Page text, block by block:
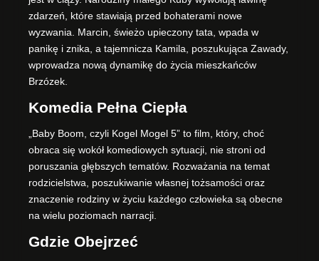
zdarzeń, które stawiają przed bohaterami nowe
wyzwania. Marcin, świeżo upieczony tata, wpada w
panikę i znika, a tajemnicza Kamila, poszukująca Zawady,
wprowadza nową dynamikę do życia mieszkańców
Brzózek.
Komedia Pełna Ciepła
„Baby Boom, czyli Kogel Mogel 5” to film, który, choć
obraca się wokół komediowych sytuacji, nie stroni od
poruszania głębszych tematów. Rozważania na temat
rodzicielstwa, poszukiwanie własnej tożsamości oraz
znaczenie rodziny w życiu każdego człowieka są obecne
na wielu poziomach narracji.
Gdzie Obejrzeć